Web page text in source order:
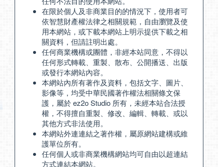
在限於個人及非商業目的的情況下，使用者可
依智慧財產權法律之相關規範，自由瀏覽及使
用本網站，或下載本網站上明示提供下載之相
關資料，但請註明出處。
任何商業機構或團體，非經本站同意，不得以
任何形式轉載、重製、散布、公開播送、出版
或發行本網站內容。
本網站內所有著作及資料，包括文字、圖片、
影像等，均受中華民國著作權法相關條文保
護，屬於 ez2o Studio 所有，未經本站合法授
權，不得擅自重製、修改、編輯、轉載、或以
其他方式非法使用。
本網站外連連結之著作權，屬原網站建構或維
護單位所有。
任何個人或非商業機構網站均可自由以超連結
方式連結本網站。